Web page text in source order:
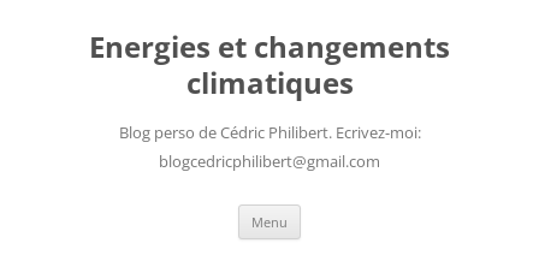
contenuEnergies et changements
climatiques
Blog perso de Cédric Philibert. Ecrivez-moi:
blogcedricphilibert@gmail.com
Menu